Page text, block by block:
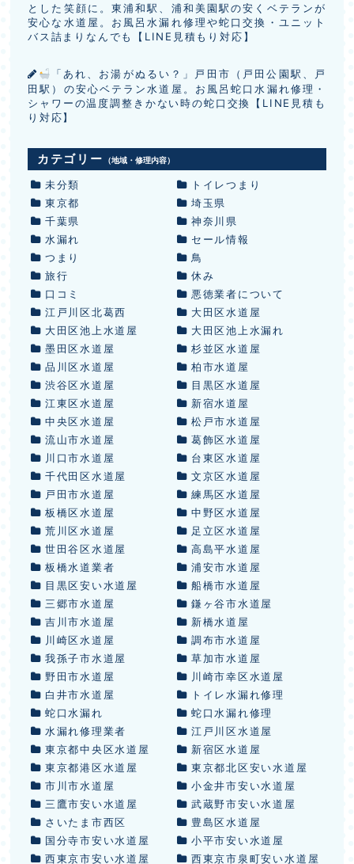
とした笑顔に。東浦和駅、浦和美園駅の安くベテランが
安心な水道屋。お風呂水漏れ修理や蛇口交換・ユニット
バス詰まりなんでも【LINE見積もり対応】
「あれ、お湯がぬるい？」戸田市（戸田公園駅、戸
田駅）の安心ベテラン水道屋。お風呂蛇口水漏れ修理・
シャワーの温度調整きかない時の蛇口交換【LINE見積も
り対応】
カテゴリー （地域・修理内容）
未分類
トイレつまり
東京都
埼玉県
千葉県
神奈川県
水漏れ
セール情報
つまり
鳥
旅行
休み
口コミ
悪徳業者について
江戸川区北葛西
大田区水道屋
大田区池上水道屋
大田区池上水漏れ
墨田区水道屋
杉並区水道屋
品川区水道屋
柏市水道屋
渋谷区水道屋
目黒区水道屋
江東区水道屋
新宿水道屋
中央区水道屋
松戸市水道屋
流山市水道屋
葛飾区水道屋
川口市水道屋
台東区水道屋
千代田区水道屋
文京区水道屋
戸田市水道屋
練馬区水道屋
板橋区水道屋
中野区水道屋
荒川区水道屋
足立区水道屋
世田谷区水道屋
高島平水道屋
板橋水道業者
浦安市水道屋
目黒区安い水道屋
船橋市水道屋
三郷市水道屋
鎌ヶ谷市水道屋
吉川市水道屋
新橋水道屋
川崎区水道屋
調布市水道屋
我孫子市水道屋
草加市水道屋
野田市水道屋
川崎市幸区水道屋
白井市水道屋
トイレ水漏れ修理
蛇口水漏れ
蛇口水漏れ修理
水漏れ修理業者
江戸川区水道屋
東京都中央区水道屋
新宿区水道屋
東京都港区水道屋
東京都北区安い水道屋
市川市水道屋
小金井市安い水道屋
三鷹市安い水道屋
武蔵野市安い水道屋
さいたま市西区
豊島区水道屋
国分寺市安い水道屋
小平市安い水道屋
西東京市安い水道屋
西東京市泉町安い水道屋